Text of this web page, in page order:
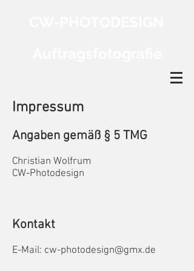
Impressum
Angaben gemäß § 5 TMG
Christian Wolfrum
CW-Photodesign
Kontakt
E-Mail: cw-photodesign@gmx.de